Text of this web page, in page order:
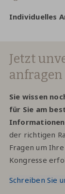
Individuelles
Jetzt
anfragen
Sie wissen
für Sie am
der richtigen
Fragen um
Kongresse
Schreiben Sie